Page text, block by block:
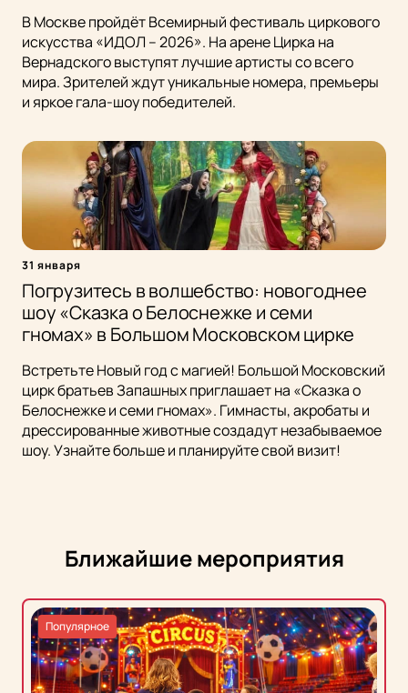
В Москве пройдёт Всемирный фестиваль циркового
искусства «ИДОЛ – 2026». На арене Цирка на
Вернадского выступят лучшие артисты со всего
мира. Зрителей ждут уникальные номера, премьеры
и яркое гала-шоу победителей.
31 января
Погрузитесь в волшебство: новогоднее
шоу «Сказка о Белоснежке и семи
гномах» в Большом Московском цирке
Встретьте Новый год с магией! Большой Московский
цирк братьев Запашных приглашает на «Сказка о
Белоснежке и семи гномах». Гимнасты, акробаты и
дрессированные животные создадут незабываемое
шоу. Узнайте больше и планируйте свой визит!
Ближайшие мероприятия
Популярное